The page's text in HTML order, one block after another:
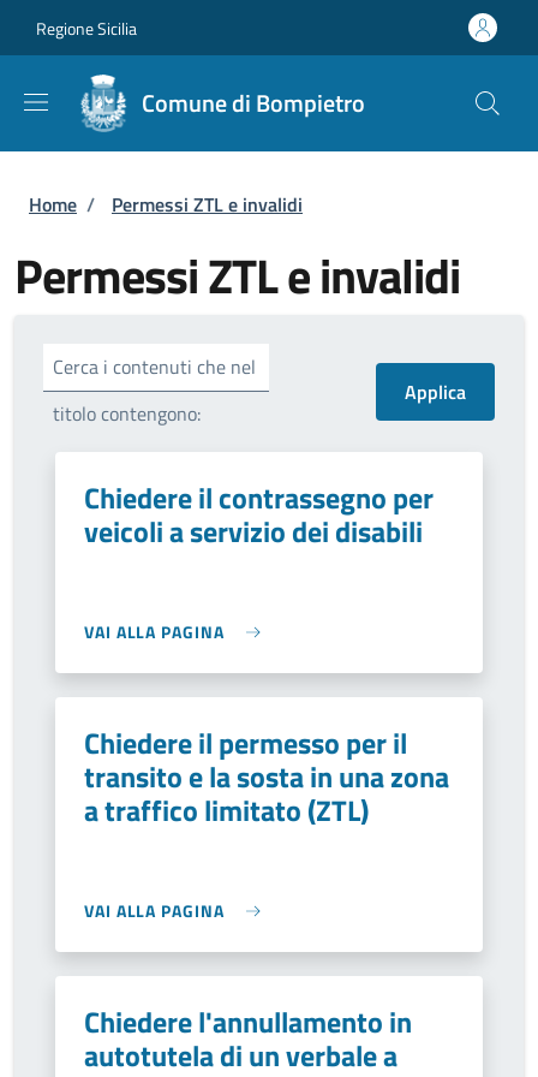
Regione Sicilia
Comune di Bompietro
Briciole di pane
Home / Permessi ZTL e invalidi
Permessi ZTL e invalidi
Cerca i contenuti che nel
titolo contengono:
Chiedere il contrassegno per
veicoli a servizio dei disabili
VAI ALLA PAGINA
Chiedere il permesso per il
transito e la sosta in una zona
a traffico limitato (ZTL)
VAI ALLA PAGINA
Chiedere l'annullamento in
autotutela di un verbale a